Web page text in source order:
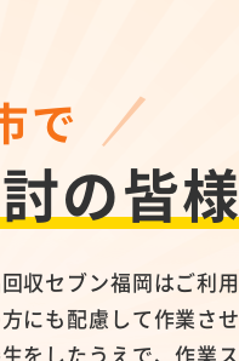
で
の皆様
収セブン福岡はご利
にも配慮して作業さ
をしたうえで、作業